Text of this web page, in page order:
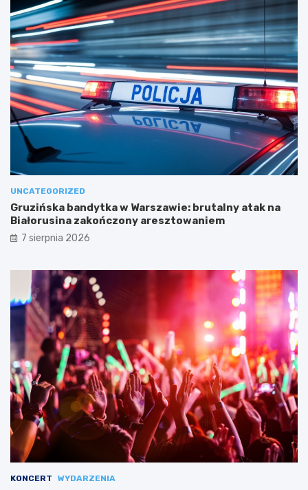
UNCATEGORIZED
Gruzińska bandytka w Warszawie: brutalny atak na
Białorusina zakończony aresztowaniem
7 sierpnia 2026
KONCERT WYDARZENIA